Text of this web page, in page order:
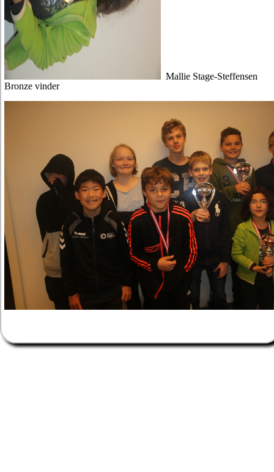
Mallie Stage-Steffensen
Bronze vinder